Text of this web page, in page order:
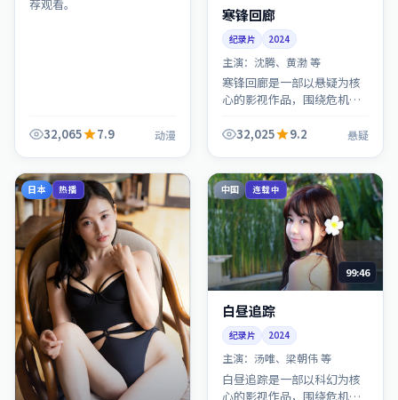
荐观看。
32,065 7.9 动漫
寒锋回廊
纪录片 2024
主演：沈腾、黄渤 等
寒锋回廊是一部以悬疑为核
心的影视作品，围绕危机、
节奏紧凑，值得推荐观看。
32,025 9.2 悬疑
日本 热播 中国 连载中
99:46
白昼追踪
纪录片 2024
主演：汤唯、梁朝伟 等
白昼追踪是一部以科幻为核
心的影视作品，围绕危机、